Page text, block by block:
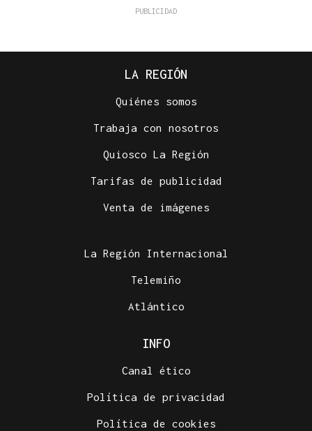
LA REGIÓN
Quiénes somos
Trabaja con nosotros
Quiosco La Región
Tarifas de publicidad
Venta de imágenes
La Región Internacional
Telemiño
Atlántico
INFO
Canal ético
Política de privacidad
Política de cookies